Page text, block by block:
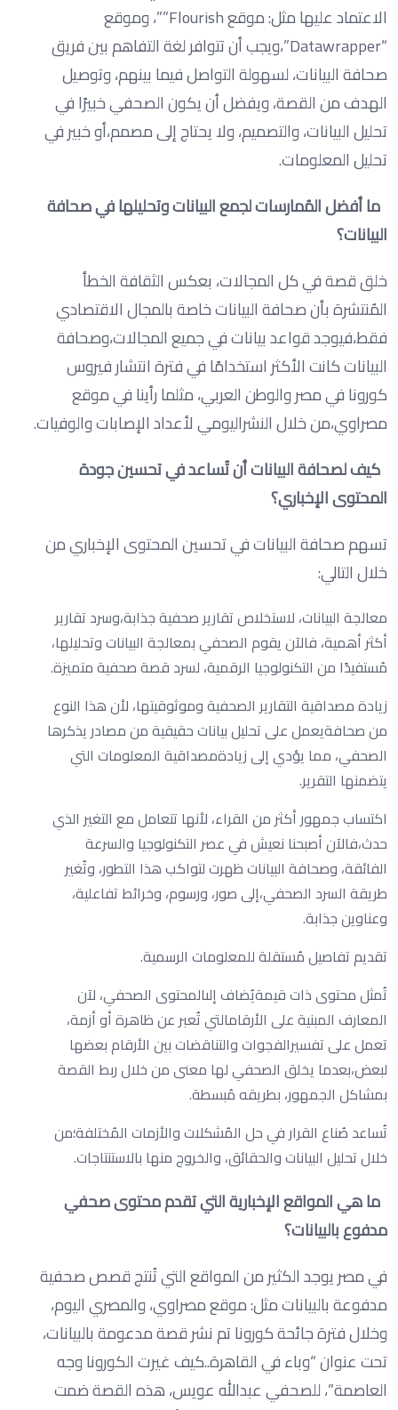
الاعتماد عليها مثل: موقع Flourish””، وموقع
“Datawrapper”،ويجب أن تتوافر لغة التفاهم بين فريق
صحافة البيانات، لسهولة التواصل فيما بينهم، وتوصيل
الهدف من القصة، ويفضل أن يكون الصحفي خبيرًا في
تحليل البيانات، والتصميم، ولا يحتاج إلى مصمم،أو خبير في
تحليل المعلومات.
ما أفضل المُمارسات لجمع البيانات وتحليلها في صحافة
البيانات؟
خلق قصة في كل المجالات، بعكس الثقافة الخطأ
المُنتشرة بأن صحافة البيانات خاصة بالمجال الاقتصادي
فقط،فيوجد قواعد بيانات في جميع المجالات،وصحافة
البيانات كانت الأكثر استخدامًا في فترة انتشار فيروس
كورونا في مصر والوطن العربي، مثلما رأينا في موقع
مصراوي،من خلال النشراليومي لأعداد الإصابات والوفيات.
كيف لصحافة البيانات أن تُساعد في تحسين جودة
المحتوى الإخباري؟
تسهم صحافة البيانات في تحسين المحتوى الإخباري من
خلال التالي:
معالجة البيانات، لاستخلاص تقارير صحفية جذابة،وسرد تقارير
أكثر أهمية، فالآن يقوم الصحفي بمعالجة البيانات وتحليلها،
مُستفيدًا من التكنولوجيا الرقمية، لسرد قصة صحفية متميزة.
زيادة مصداقية التقارير الصحفية وموثوقيتها، لأن هذا النوع
من صحافةيعمل على تحليل بيانات حقيقية من مصادر يذكرها
الصحفي، مما يؤدي إلى زيادةمصداقية المعلومات التي
يتضمنها التقرير.
اكتساب جمهور أكثر من القراء، لأنها تتعامل مع التغير الذي
حدث،فالآن أصبحنا نعيش في عصر التكنولوجيا والسرعة
الفائقة، وصحافة البيانات ظهرت لتواكب هذا التطور، وتُغير
طريقة السرد الصحفي،إلى صور، ورسوم، وخرائط تفاعلية،
وعناوين جذابة.
تقديم تفاصيل مُستقلة للمعلومات الرسمية.
تُمثل محتوى ذات قيمةيُضاف إلىالمحتوى الصحفي، لآن
المعارف المبنية على الأرقامالتي تُعبر عن ظاهرة أو أزمة،
تعمل على تفسيرالفجوات والتناقضات بين الأرقام بعضها
لبعض،بعدما يخلق الصحفي لها معنى من خلال ربط القصة
بمشاكل الجمهور، بطريقه مُبسطة.
تُساعد صُناع القرار في حل المُشكلات والأزمات المُختلفة؛من
خلال تحليل البيانات والحقائق، والخروج منها بالاستنتاجات.
ما هي المواقع الإخبارية التي تقدم محتوى صحفي
مدفوع بالبيانات؟
في مصر يوجد الكثير من المواقع التي تُنتج قصص صحفية
مدفوعة بالبيانات مثل: موقع مصراوي، والمصري اليوم،
وخلال فترة جائحة كورونا تم نشر قصة مدعومة بالبيانات،
تحت عنوان “وباء في القاهرة..كيف غيرت الكورونا وجه
العاصمة”، للصحفي عبدالله عويس، هذه القصة ضمت